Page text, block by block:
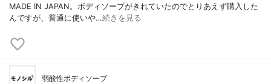
MADE IN JAPAN。ボディソープがきれていたのでとりあえず購入した
んですが、普通に使いや…続きを見る
弱酸性ボディソープ